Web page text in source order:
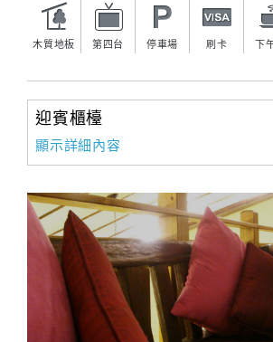
木質地板 第四台 停車場 刷卡 下
迎賓櫃檯
顯示詳細內容